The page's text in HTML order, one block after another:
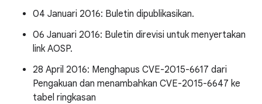
04 Januari 2016: Buletin dipublikasikan.
06 Januari 2016: Buletin direvisi untuk menyertakan
link AOSP.
28 April 2016: Menghapus CVE-2015-6617 dari
Pengakuan dan menambahkan CVE-2015-6647 ke
tabel ringkasan